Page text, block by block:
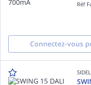
Réf
Connectez-vous